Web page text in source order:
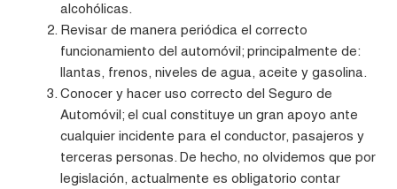
alcohólicas.
Revisar de manera periódica el correcto
funcionamiento del automóvil; principalmente de:
llantas, frenos, niveles de agua, aceite y gasolina.
Conocer y hacer uso correcto del Seguro de
Automóvil; el cual constituye un gran apoyo ante
cualquier incidente para el conductor, pasajeros y
terceras personas. De hecho, no olvidemos que por
legislación, actualmente es obligatorio contar